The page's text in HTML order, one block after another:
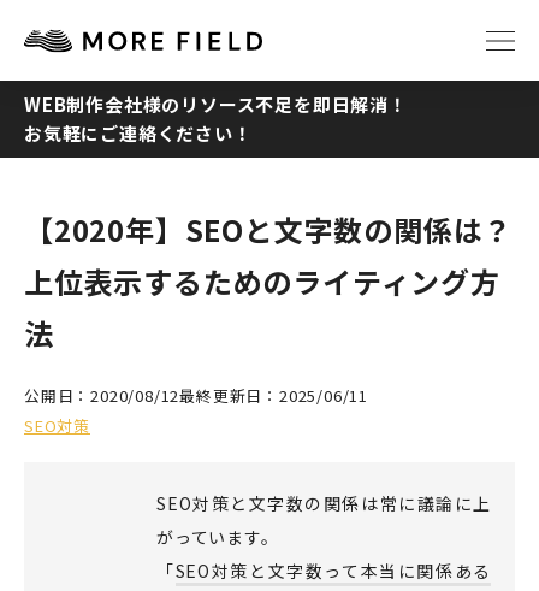
TOP
SERVICE WORKS
Q&A RECRUIT
WEB制作会社様のリソース不足を即日解消！
お気軽にご連絡ください！
【2020年】SEOと文字数の関係は？
上位表示するためのライティング方
法
公開日：2020/08/12最終更新日：2025/06/11
SEO対策
SEO対策と文字数の関係は常に議論に上
がっています。
「SEO対策と文字数って本当に関係ある